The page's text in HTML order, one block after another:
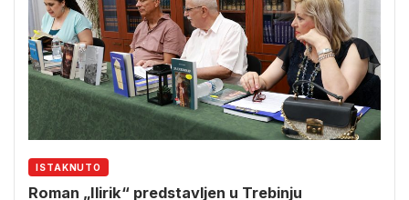
ISTAKNUTO
Roman „Ilirik“ predstavljen u Trebinju